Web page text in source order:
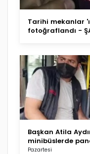
Tarihi mekanlar
fotoğraflandı -
Başkan Atila
minibüslerde
Pazartesi